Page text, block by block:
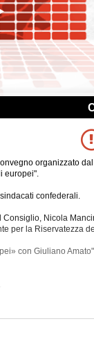
organizzato
europei".
confederali.
Consiglio, Nicola
per la Riservatezza
con Giuliano